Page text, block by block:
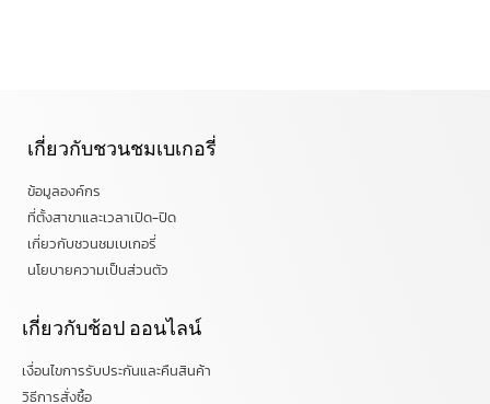
เกี่ยวกับชวนชมเบเกอรี่
ข้อมูลองค์กร
ที่ตั้งสาขาและเวลาเปิด-ปิด
เกี่ยวกับชวนชมเบเกอรี่
นโยบายความเป็นส่วนตัว
เกี่ยวกับช้อป ออนไลน์
เงื่อนไขการรับประกันและคืนสินค้า
วิธีการสั่งซื้อ